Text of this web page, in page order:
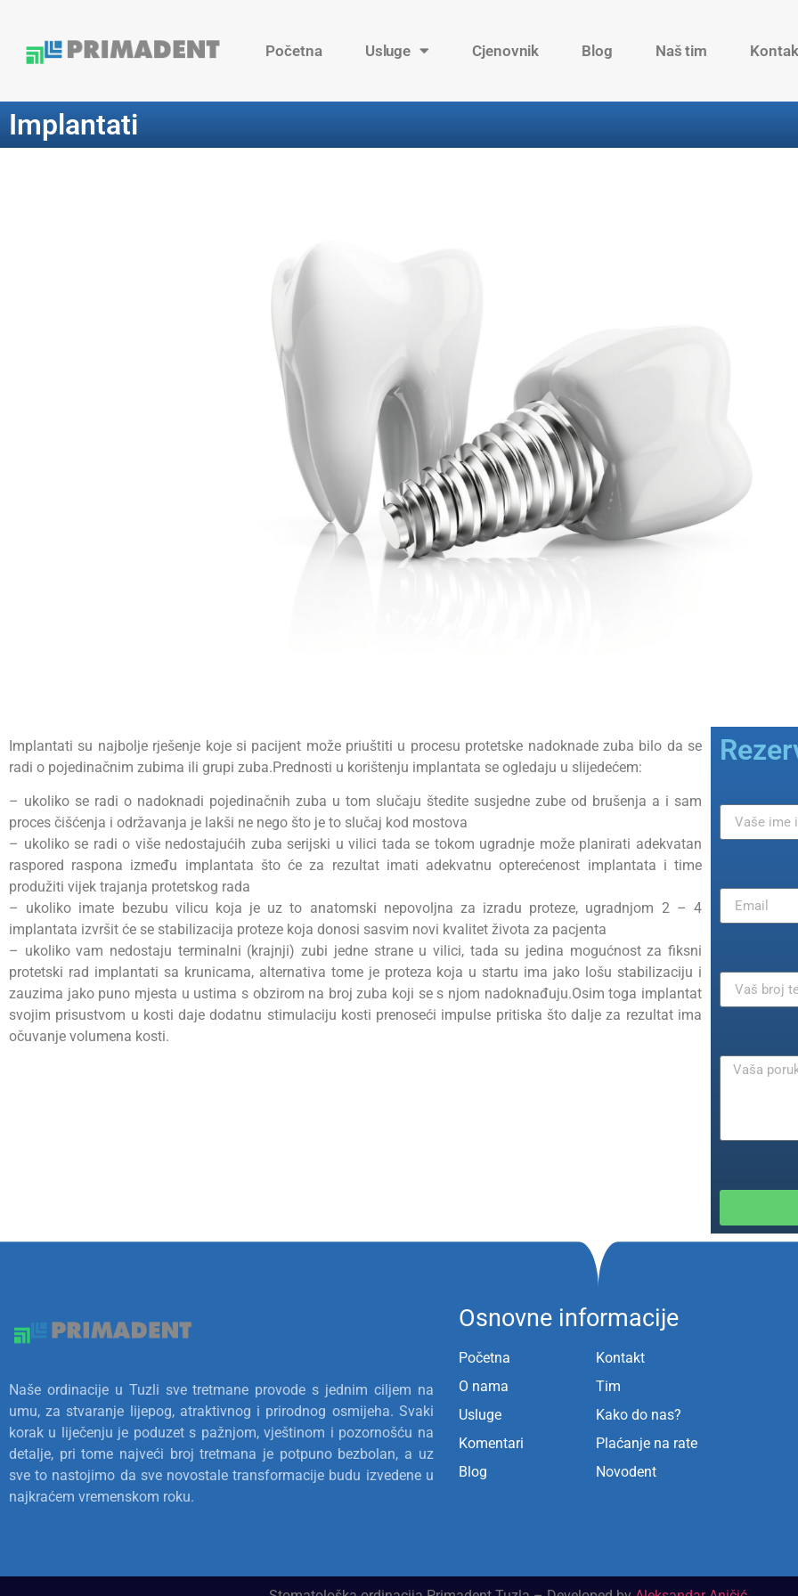
Početna Usluge Cjenovnik Blog Naš tim
Implantati
Implantati su najbolje rješenje koje si pacijent može priuštiti u procesu protetske nadoknade zuba bilo da se
radi o pojedinačnim zubima ili grupi zuba.Prednosti u korištenju implantata se ogledaju u slijedećem:
– ukoliko se radi o nadoknadi pojedinačnih zuba u tom slučaju štedite susjedne zube od brušenja a i sam
proces čišćenja i održavanja je lakši ne nego što je to slučaj kod mostova
– ukoliko se radi o više nedostajućih zuba serijski u vilici tada se tokom ugradnje može planirati adekvatan
raspored raspona između implantata što će za rezultat imati adekvatnu opterećenost implantata i time
produžiti vijek trajanja protetskog rada
– ukoliko imate bezubu vilicu koja je uz to anatomski nepovoljna za izradu proteze, ugradnjom 2 – 4
implantata izvršit će se stabilizacija proteze koja donosi sasvim novi kvalitet života za pacjenta
– ukoliko vam nedostaju terminalni (krajnji) zubi jedne strane u vilici, tada su jedina mogućnost za fiksni
protetski rad implantati sa krunicama, alternativa tome je proteza koja u startu ima jako lošu stabilizaciju i
zauzima jako puno mjesta u ustima s obzirom na broj zuba koji se s njom nadoknađuju.Osim toga implantat
svojim prisustvom u kosti daje dodatnu stimulaciju kosti prenoseći impulse pritiska što dalje za rezultat ima
očuvanje volumena kosti.
Naše ordinacije u Tuzli sve tretmane provode s jednim ciljem na
umu, za stvaranje lijepog, atraktivnog i prirodnog osmijeha. Svaki
korak u liječenju je poduzet s pažnjom, vještinom i pozornošću na
detalje, pri tome najveći broj tretmana je potpuno bezbolan, a uz
sve to nastojimo da sve novostale transformacije budu izvedene u
najkraćem vremenskom roku.
Osnovne informacije
Početna
O nama
Usluge
Komentari
Blog
Kontakt
Tim
Kako do nas?
Plaćanje na rate
Novodent